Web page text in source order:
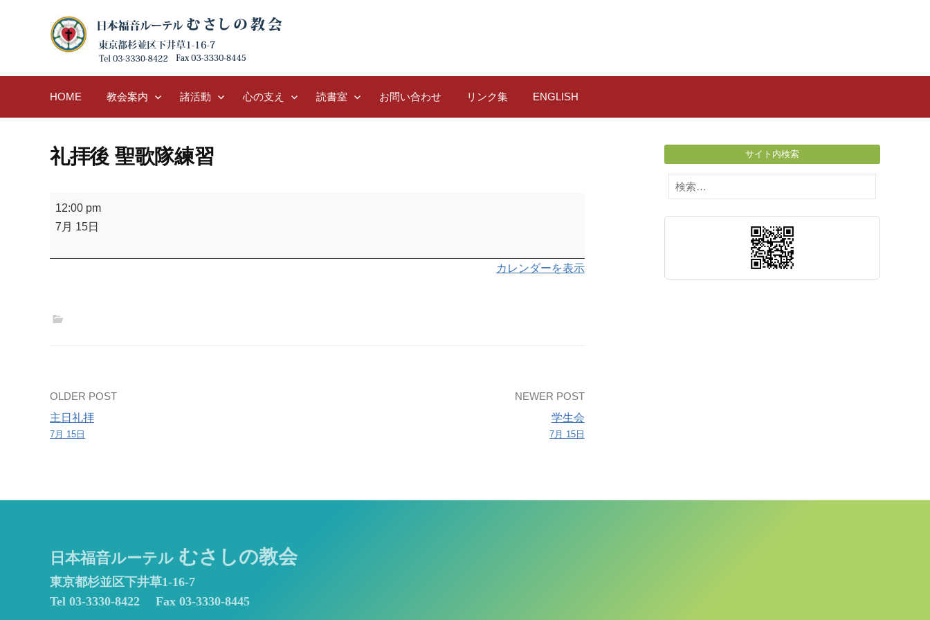
HOME 教会案内 諸活動 心の支え 読書室 お問い合わせ リンク集 ENGLISH
礼拝後 聖歌隊練習
礼
拝
聖
練
12:00 pm
7月 15日
カレンダーを表示
Post
navigation
OLDER POST
主日礼拝
7月 15日
NEWER POST
学生会
7月 15日
サイト内検索
検
索:
日本福音ルーテル むさしの教会
東京都杉並区下井草1-16-7
Tel 03-3330-8422
Fax 03-3330-8445